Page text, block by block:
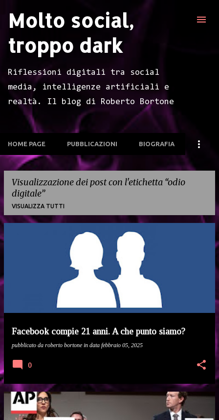
Passa ai contenuti principali
Molto social,
troppo dark
Riflessioni digitali tra social
media, intelligenze artificiali e
realtà. Il blog di Roberto Bortone
HOME PAGE PUBBLICAZIONI BIOGRAFIA
Visualizzazione dei post con l'etichetta odio
digitale
VISUALIZZA TUTTI
P
Facebook compie 21 anni. A che punto siamo?
pubblicato da roberto bortone in data febbraio 05, 2025
0